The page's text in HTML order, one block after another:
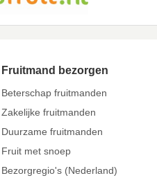
Fruitmand bezorgen
Beterschap fruitmanden
Zakelijke fruitmanden
Duurzame fruitmanden
Fruit met snoep
Bezorgregio's (Nederland)